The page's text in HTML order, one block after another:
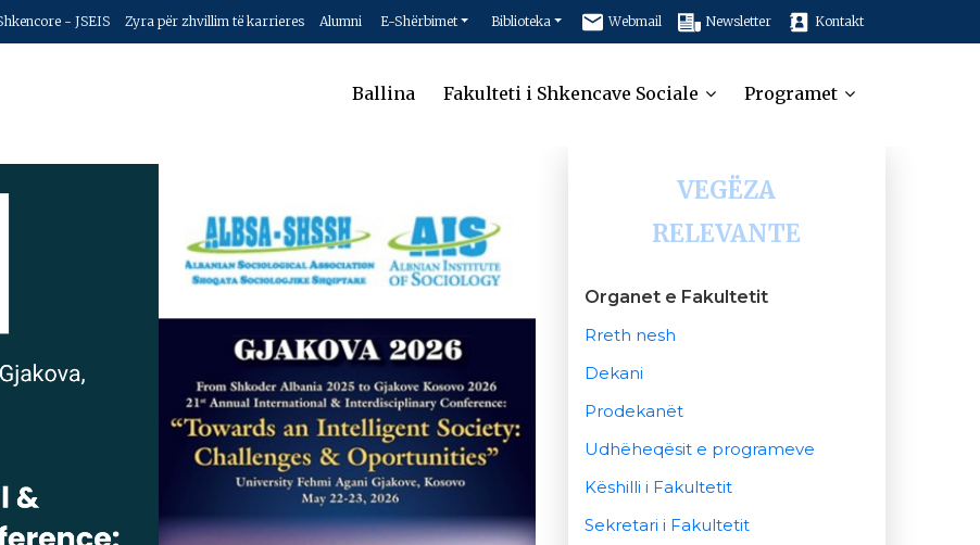
- JSEIS Zyra për zhvillim të karrieres Alumni E-Shërbimet Biblioteka Webmail Newsletter Kontakt
Ballina Fakulteti i Shkencave Sociale Programet
VEGËZA
RELEVANTE
Organet e Fakultetit
Rreth nesh
Dekani
Prodekanët
Udhëheqësit e programeve
Këshilli i Fakultetit
Sekretari i Fakultetit